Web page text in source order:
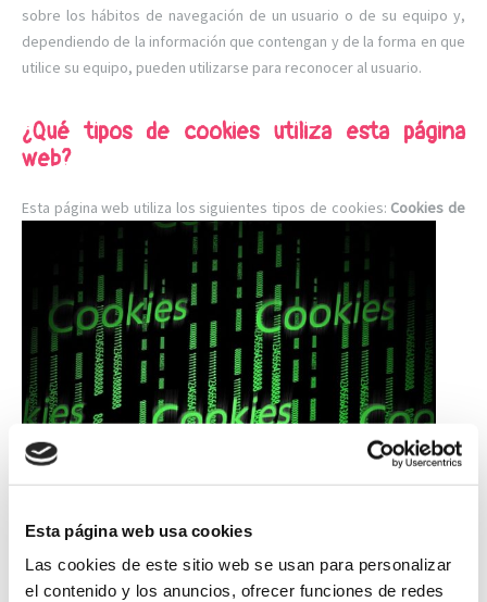
Esta página web usa cookies
Las cookies de este sitio web se usan para personalizar
el contenido y los anuncios, ofrecer funciones de redes
sobre los hábitos de navegación de un usuario o de su equipo y,
dependiendo de la información que contengan y de la forma en que
utilice su equipo, pueden utilizarse para reconocer al usuario.
¿Qué tipos de cookies utiliza esta página
web?
Esta página web utiliza los siguientes tipos de cookies: Cookies de